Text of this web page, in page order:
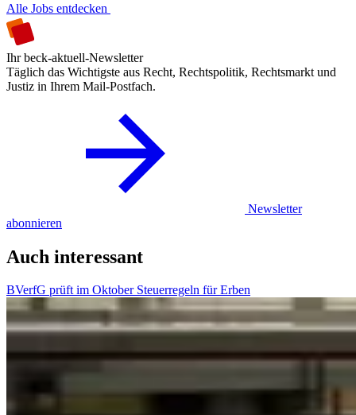
Alle Jobs entdecken
Ihr beck-aktuell-Newsletter
Täglich das Wichtigste aus Recht, Rechtspolitik, Rechtsmarkt und
Justiz in Ihrem Mail-Postfach.
Newsletter
abonnieren
Auch interessant
BVerfG prüft im Oktober Steuerregeln für Erben